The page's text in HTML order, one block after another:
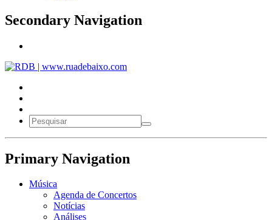
Secondary Navigation
Primary Navigation
Música
Agenda de Concertos
Notícias
Análises